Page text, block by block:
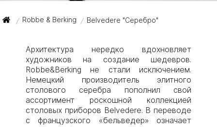
/ Robbe & Berking / Belvedere "Серебро"
Архитектура нередко вдохновляет
художников на создание шедевров.
Robbe&Berking не стали исключением.
Немецкий производитель элитного
столового серебра пополнил свой
ассортимент роскошной коллекцией
столовых приборов Belvedere. В переводе
с французского «бельведер» означает